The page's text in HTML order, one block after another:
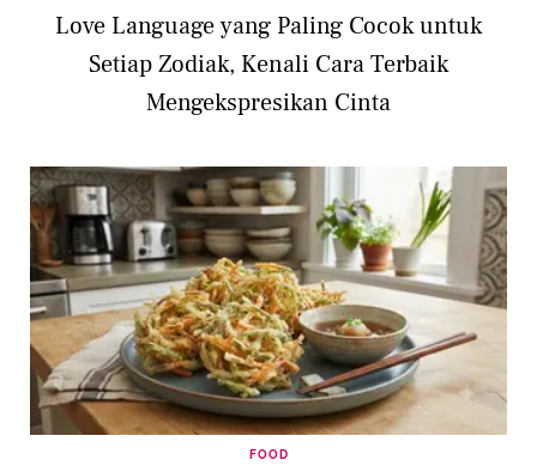
Love Language yang Paling Cocok untuk
Setiap Zodiak, Kenali Cara Terbaik
Mengekspresikan Cinta
FOOD